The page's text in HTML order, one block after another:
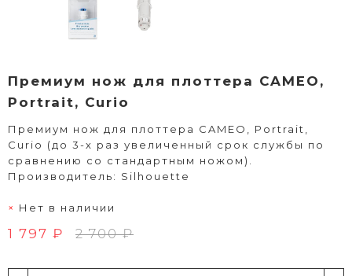
Премиум нож для плоттера CAMEO,
Portrait, Curio
Премиум нож для плоттера CAMEO, Portrait,
Curio (до 3-х раз увеличенный срок службы по
сравнению со стандартным ножом).
Производитель: Silhouette
Нет в наличии
1 797 ₽ 2 700 ₽